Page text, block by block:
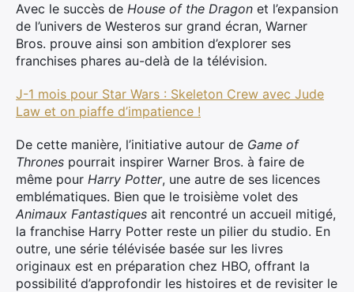
Avec le succès de House of the Dragon et l’expansion
de l’univers de Westeros sur grand écran, Warner
Bros. prouve ainsi son ambition d’explorer ses
franchises phares au-delà de la télévision.
J-1 mois pour Star Wars : Skeleton Crew avec Jude
Law et on piaffe d’impatience !
De cette manière, l’initiative autour de Game of
Thrones pourrait inspirer Warner Bros. à faire de
même pour Harry Potter, une autre de ses licences
emblématiques. Bien que le troisième volet des
Animaux Fantastiques ait rencontré un accueil mitigé,
la franchise Harry Potter reste un pilier du studio. En
outre, une série télévisée basée sur les livres
originaux est en préparation chez HBO, offrant la
possibilité d’approfondir les histoires et de revisiter le